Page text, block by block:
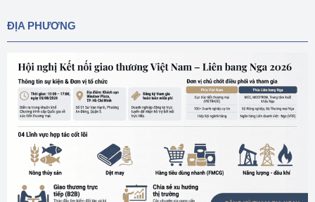
ĐỊA PHƯƠNG